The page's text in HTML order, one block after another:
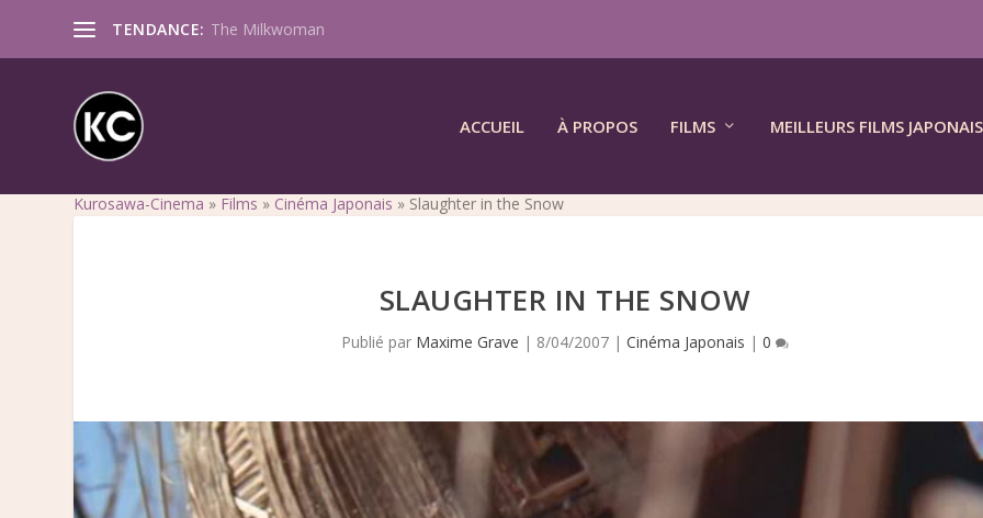
TENDANCE: The Milkwoman
ACCUEIL À PROPOS FILMS MEILLEURS FILMS JAPONAIS
Kurosawa-Cinema » Films » Cinéma Japonais » Slaughter in the Snow
SLAUGHTER IN THE SNOW
Publié par Maxime Grave | 8/04/2007| Cinéma Japonais | 0